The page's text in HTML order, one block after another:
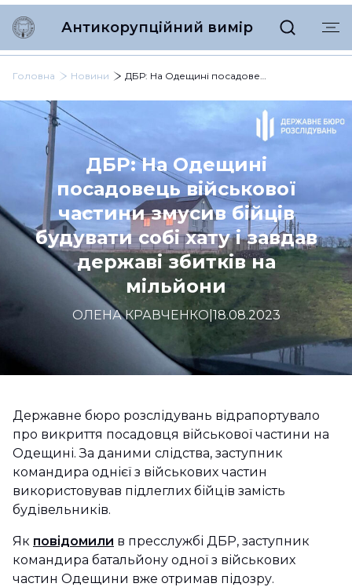
Антикорупційний вимір
Головна Новини ДБР: На Одещині посадовець військової частини змусив бійців будувати собі хату і завдав державі збитків на мільйони
ДБР: На Одещині
посадовець військової
частини змусив бійців
будувати собі хату і завдав
державі збитків на
мільйони
ОЛЕНА КРАВЧЕНКО|18.08.2023
Державне бюро розслідувань відрапортувало
про викриття посадовця військової частини на
Одещині. За даними слідства, заступник
командира однієї з військових частин
використовував підлеглих бійців замість
будівельників.
Як повідомили в пресслужбі ДБР, заступник
командира батальйону одної з військових
частин Одещини вже отримав підозру.